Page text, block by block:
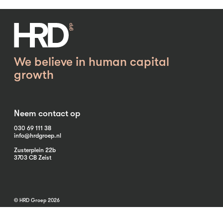
We believe in human capital
growth
Neem contact op
030 69 111 38
info@hrdgroep.nl
Zusterplein 22b
3703 CB Zeist
© HRD Groep 2026